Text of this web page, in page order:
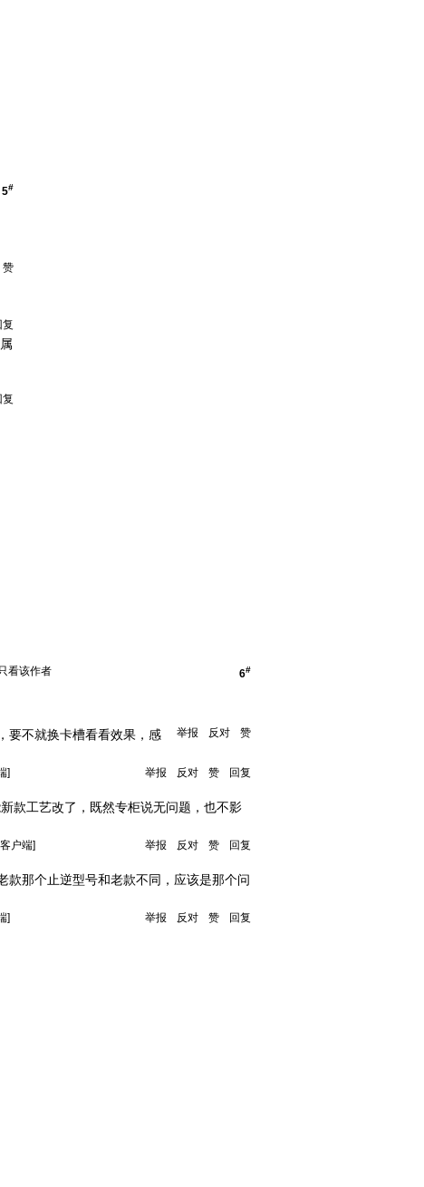
5#
赞
复
复
6#
看该作者
举报 反对 赞
要不就换卡槽看看效果，感
] 举报 反对 赞 回复
款工艺改了，既然专柜说无问题，也不影
户端] 举报 反对 赞 回复
款那个止逆型号和老款不同，应该是那个问
] 举报 反对 赞 回复